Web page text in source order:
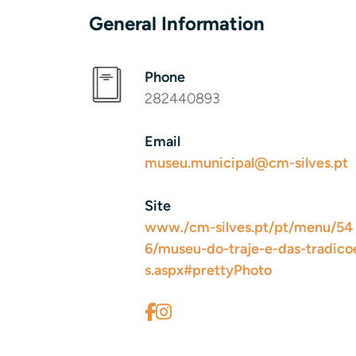
General Information
Phone
282440893
Email
museu.municipal@cm-silves.pt
Site
www./cm-silves.pt/pt/menu/54
6/museu-do-traje-e-das-
s.aspx#prettyPhoto